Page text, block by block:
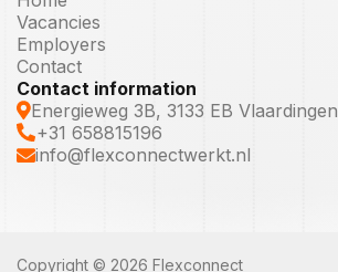
Vacancies
Employers
Contact
Contact information
Energieweg 3B, 3133 EB Vlaardingen
+31 658815196
info@flexconnectwerkt.nl
Copyright © 2026 Flexconnect